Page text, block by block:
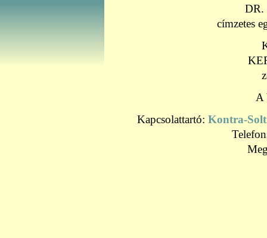
DR.
címzetes
A
Kapcsolattartó: Kontra-